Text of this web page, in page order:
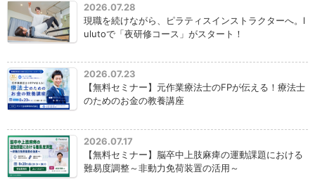
2026.07.28
現職を続けながら、ピラティスインストラクターへ。l
ulutoで「夜研修コース」がスタート！
2026.07.23
【無料セミナー】元作業療法士のFPが伝える！療法士
のためのお金の教養講座
2026.07.17
【無料セミナー】脳卒中上肢麻痺の運動課題における
難易度調整～非動力免荷装置の活用～